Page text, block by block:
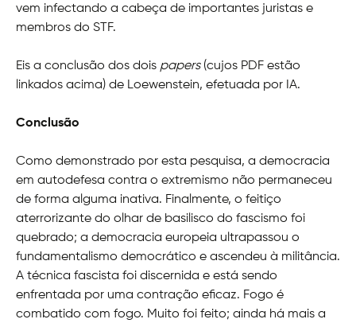
vem infectando a cabeça de importantes juristas e
membros do STF.
Eis a conclusão dos dois papers(cujos PDF estão
linkados acima) de Loewenstein, efetuada por IA.
Conclusão
Como demonstrado por esta pesquisa, a democracia
em autodefesa contra o extremismo não permaneceu
de forma alguma inativa. Finalmente, o feitiço
aterrorizante do olhar de basilisco do fascismo foi
quebrado; a democracia europeia ultrapassou o
fundamentalismo democrático e ascendeu à militância.
A técnica fascista foi discernida e está sendo
enfrentada por uma contração eficaz. Fogo é
combatido com fogo. Muito foi feito; ainda há mais a